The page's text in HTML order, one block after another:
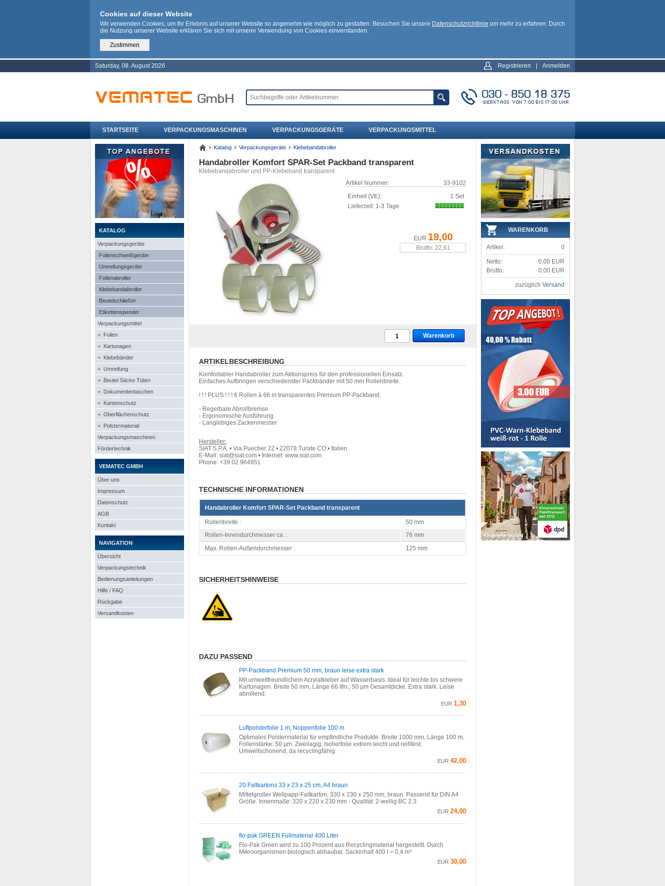
Cookies auf dieser Website
Wir verwenden Cookies, um Ihr Erlebnis auf unserer Website so angenehm wie möglich zu gestalten. Besuchen Sie unsere Datenschutzrichtlinie um mehr zu erfahren. Durch
die Nutzung unserer Website erklären Sie sich mit unserer Verwendung von Cookies einverstanden.
Zustimmen
Saturday, 08. August 2026 Registrieren Anmelden
STARTSEITE VERPACKUNGSMASCHINEN VERPACKUNGSGERÄTE VERPACKUNGSMITTEL
KATALOG
Verpackungsgeräte
Folienschweißgeräte
Umreifungsgeräte
Folienabroller
Klebebandabroller
Beutelschließer
Etikettenspender
Verpackungsmittel
+ Folien
+ Kartonagen
+ Klebebänder
+ Umreifung
+ Beutel Säcke Tüten
+ Dokumententaschen
+ Kantenschutz
+ Oberflächenschutz
+ Polstermaterial
Verpackungsmaschinen
Fördertechnik
VEMATEC GMBH
Über uns
Impressum
Datenschutz
AGB
Kontakt
NAVIGATION
Übersicht
Verpackungstechnik
Bedienungsanleitungen
Hilfe / FAQ
Rückgabe
Versandkosten
Katalog Verpackungsgeräte Klebebandabroller
Handabroller Komfort SPAR-Set Packband transparent
Klebebandabroller und PP-Klebeband transparent
Artikel Nummer:
33-9102
Einheit (VE):
1 Set
Lieferzeit: 1-3 Tage
EUR 19,00
Brutto: 22,61
ARTIKELBESCHREIBUNG
Komfortabler Handabroller zum Aktionspreis für den professionellen Einsatz.
Einfaches Aufbringen verschiedenster Packbänder mit 50 mm Rollenbreite.
! ! ! PLUS ! ! ! 6 Rollen à 66 m transparentes Premium PP-Packband.
- Regelbare Abrollbremse
- Ergonomische Ausführung
- Langlebiges Zackenmesser
Hersteller:
SIAT S.P.A. • Via Puecher 22 • 22078 Turate CO • Italien
E-Mail: siat@siat.com • Internet: www.siat.com
Phone: +39 02 964951
TECHNISCHE INFORMATIONEN
Handabroller Komfort SPAR-Set Packband transparent
Rollenbreite :
50 mm
Rollen-Innendurchmesser ca. :
76 mm
Max. Rollen-Außendurchmesser :
125 mm
SICHERHEITSHINWEISE
DAZU PASSEND
PP-Packband Premium 50 mm, braun leise extra stark
Mit umweltfreundlichem Acrylatkleber auf Wasserbasis. Ideal für leichte bis schwere
Kartonagen. Breite 50 mm, Länge 66 lfm., 50 µm Gesamtdicke. Extra stark. Leise
abrollend.
EUR 1,30
Luftpolsterfolie 1 m, Noppenfolie 100 m
Optimales Polstermaterial für empfindliche Produkte. Breite 1000 mm, Länge 100 m,
Folienstärke: 50 µm. Zweilagig, Isolierfolie extrem leicht und reißfest.
Umweltschonend, da recyclingfähig.
EUR 42,00
20 Faltkartons 33 x 23 x 25 cm, A4 braun
Mittelgroßer Wellpapp-Faltkarton, 330 x 230 x 250 mm, braun. Passend für DIN A4
Größe. Innenmaße: 320 x 220 x 230 mm - Qualität: 2-wellig BC 2.3
EUR 24,00
flo-pak GREEN Füllmaterial 400 Liter
Flo-Pak Green wird zu 100 Prozent aus Recyclingmaterial hergestellt. Durch
Mikroorganismen biologisch abbaubar. Sackinhalt 400 l = 0,4 m³
EUR 30,00
WARENKORB
Artikel: 0
Netto:
0,00 EUR
Brutto:
0,00 EUR
zuzüglich Versand